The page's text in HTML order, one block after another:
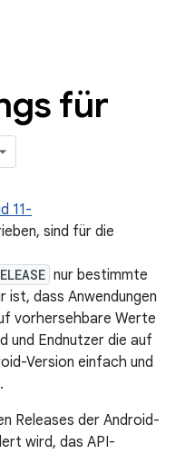
für
11-
sind für die
nur bestimmte
ist, dass Anwendungen
vorhersehbare Werte
und Endnutzer die auf
Version einfach und
Releases der Android-
wird, das API-